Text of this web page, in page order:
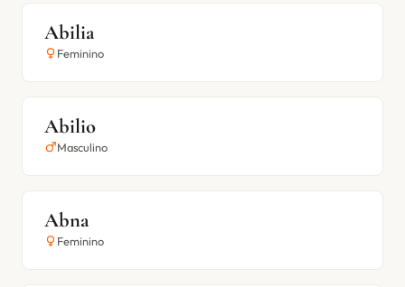
Abilia
Feminino
Abilio
Masculino
Abna
Feminino